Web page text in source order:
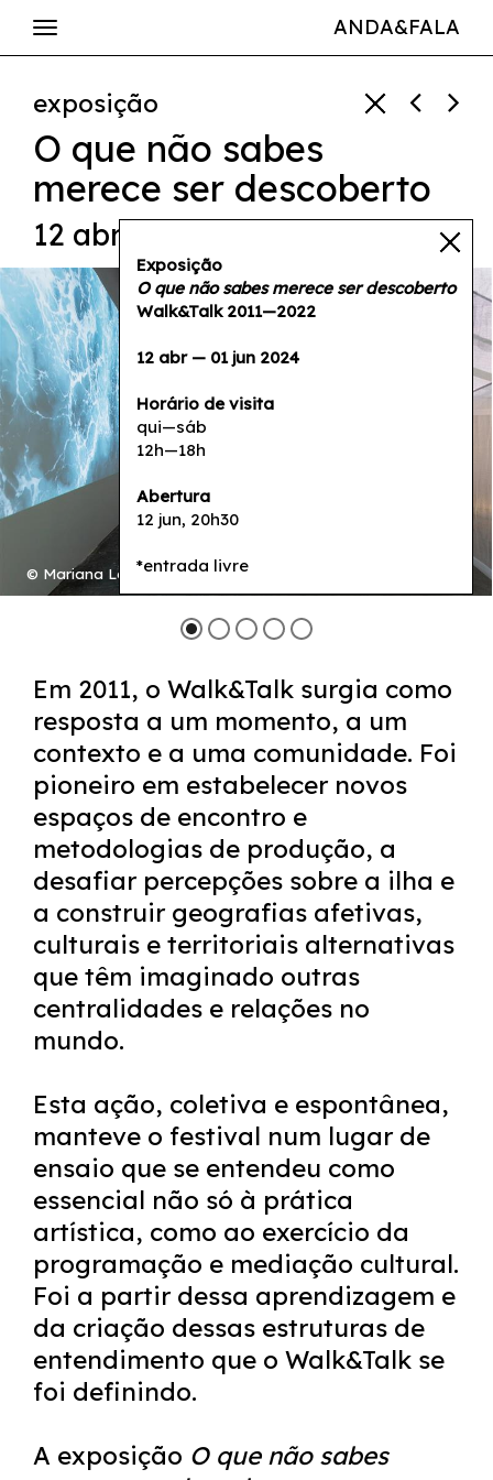
ANDA&FALA
exposição
O que não sabes
merece ser descoberto
12 abr — 01 jun 2024
© Mariana Lopes
Em 2011, o Walk&Talk surgia como
resposta a um momento, a um
contexto e a uma comunidade. Foi
pioneiro em estabelecer novos
espaços de encontro e
metodologias de produção, a
desafiar percepções sobre a ilha e
a construir geografias afetivas,
culturais e territoriais alternativas
que têm imaginado outras
centralidades e relações no
mundo.
Esta ação, coletiva e espontânea,
manteve o festival num lugar de
ensaio que se entendeu como
essencial não só à prática
artística, como ao exercício da
programação e mediação cultural.
Foi a partir dessa aprendizagem e
da criação dessas estruturas de
entendimento que o Walk&Talk se
foi definindo.
A exposição O que não sabes
Exposição
O que não sabes merece ser descoberto
Walk&Talk 2011—2022
12 abr — 01 jun 2024
Horário de visita
qui—sáb
12h—18h
Abertura
12 jun, 20h30
*entrada livre